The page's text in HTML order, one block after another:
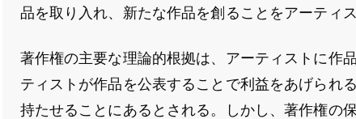
品を取り入れ、新たな作品を創ることをアーティ
著作権の主要な理論的根拠は、アーティストに作
ティストが作品を公表することで利益をあげられ
持たせることにあるとされる。しかし、著作権の